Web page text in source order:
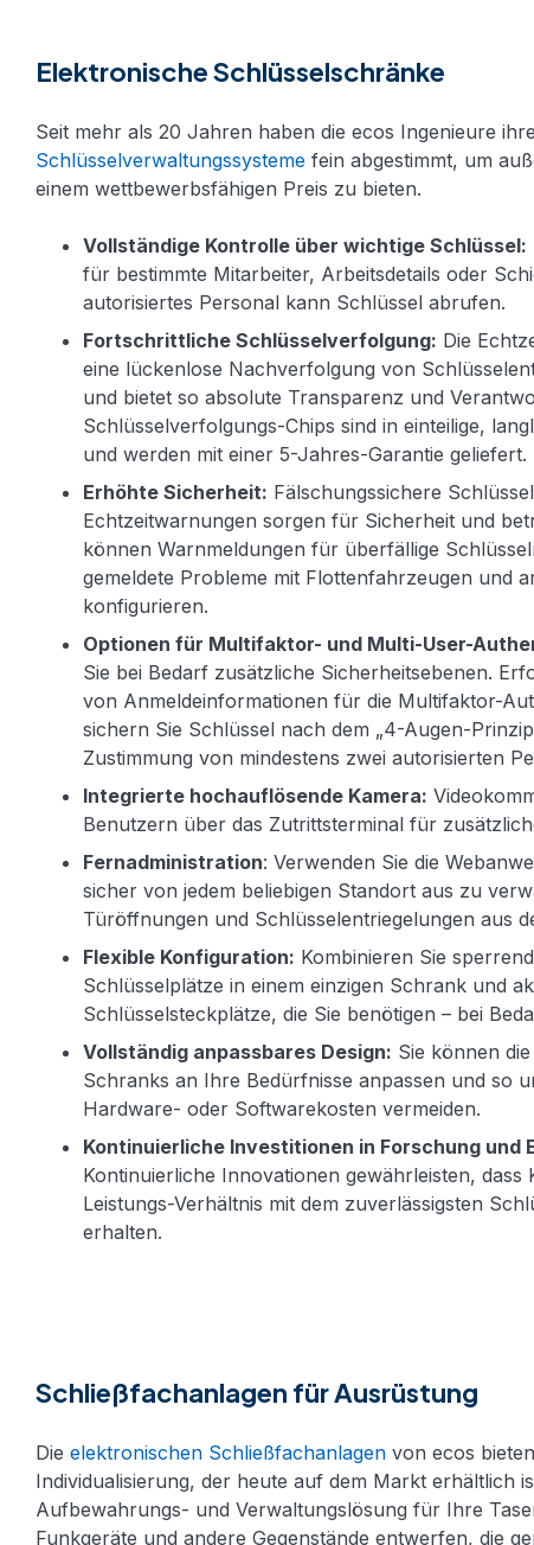
Elektronische Schlüsselschränke
Seit mehr als 20 Jahren haben die ecos Ingenieure ihre
Schlüsselverwaltungssysteme fein abgestimmt, um
einem wettbewerbsfähigen Preis zu bieten.
Vollständige Kontrolle über wichtige Schlüssel:
für bestimmte Mitarbeiter, Arbeitsdetails oder
autorisiertes Personal kann Schlüssel abrufen.
Fortschrittliche Schlüsselverfolgung: Die
eine lückenlose Nachverfolgung von
und bietet so absolute Transparenz und
Schlüsselverfolgungs-Chips sind in einteilige,
und werden mit einer 5-Jahres-Garantie geliefert.
Erhöhte Sicherheit: Fälschungssichere
Echtzeitwarnungen sorgen für Sicherheit und
können Warnmeldungen für überfällige
gemeldete Probleme mit Flottenfahrzeugen und
konfigurieren.
Optionen für Multifaktor- und Multi-User-
Sie bei Bedarf zusätzliche Sicherheitsebenen.
von Anmeldeinformationen für die Multifaktor-
sichern Sie Schlüssel nach dem „4-Augen-
Zustimmung von mindestens zwei autorisierten
Integrierte hochauflösende Kamera:
Benutzern über das Zutrittsterminal für
Fernadministration: Verwenden Sie die
sicher von jedem beliebigen Standort aus zu
Türöffnungen und Schlüsselentriegelungen aus
Flexible Konfiguration: Kombinieren Sie
Schlüsselplätze in einem einzigen Schrank und
Schlüsselsteckplätze, die Sie benötigen – bei
Vollständig anpassbares Design: Sie können
Schranks an Ihre Bedürfnisse anpassen und so
Hardware- oder Softwarekosten vermeiden.
Kontinuierliche Investitionen in Forschung und
Kontinuierliche Innovationen gewährleisten, dass
Leistungs-Verhältnis mit dem zuverlässigsten
erhalten.
Schließfachanlagen für Ausrüstung
Die elektronischen Schließfachanlagen von ecos
Individualisierung, der heute auf dem Markt erhältlich
Aufbewahrungs- und Verwaltungslösung für Ihre
Funkgeräte und andere Gegenstände entwerfen, die